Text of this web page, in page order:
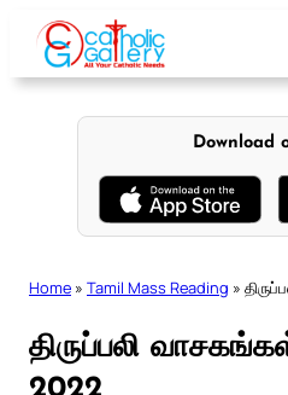
content
Download
Home » Tamil Mass Reading »
திருப்பலி